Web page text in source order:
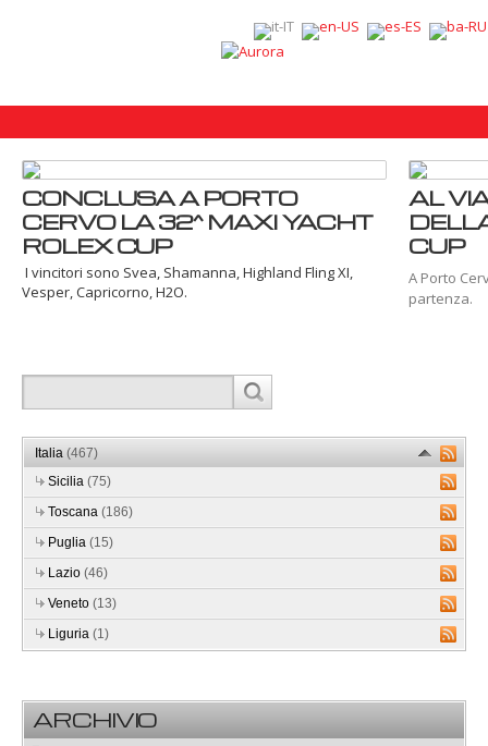
CONCLUSA A PORTO
CERVO LA 32^ MAXI YACHT
ROLEX CUP
I vincitori sono Svea, Shamanna, Highland Fling XI,
Vesper, Capricorno, H2O.
AL
CUP
A Porto
partenza.
Italia (467)
Sicilia (75)
Toscana (186)
Puglia (15)
Lazio (46)
Veneto (13)
Liguria (1)
ARCHIVIO